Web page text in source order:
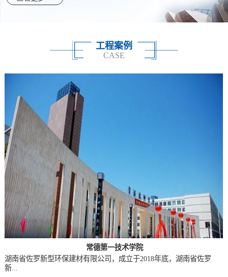
工程案例
CASE
常德第一技术学院
湖南省佐罗新型环保建材有限公司，成立于2018年底，湖南省佐罗
新...